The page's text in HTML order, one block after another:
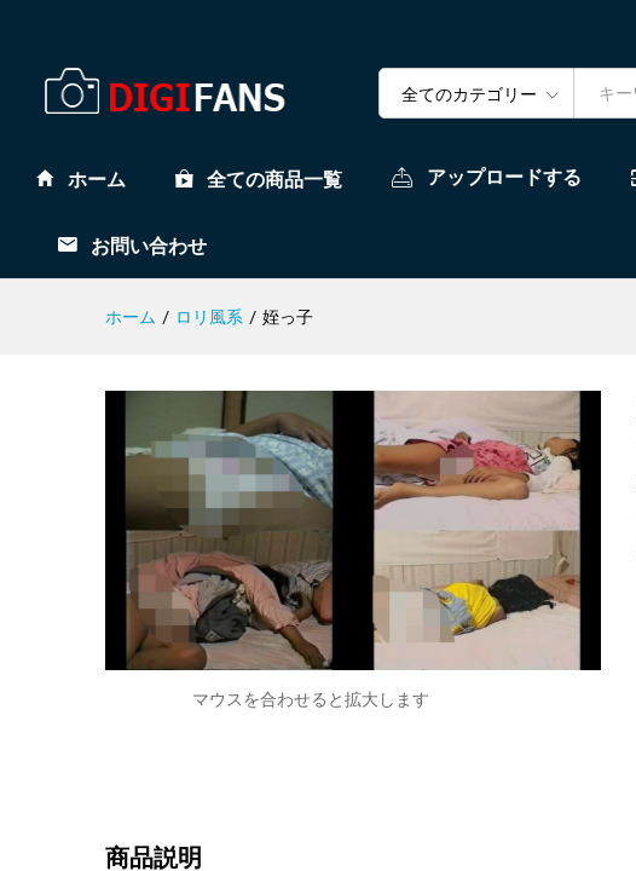
全てのカテゴリー
ホーム 全ての商品一覧 アップロードする
お問い合わせ
ホーム / ロリ風系 / 姪っ子
マウスを合わせると拡大します
商品説明